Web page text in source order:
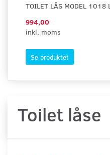
TOILET LÅS MODEL 1018
994,00
inkl. moms
Se produktet
Toilet låse